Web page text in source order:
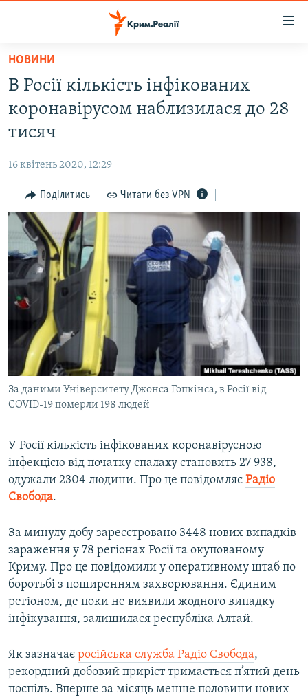
Перейти
основного
матеріалу
Перейти
до
основної
Перейти
до
пошуку
ВІДЕО ТА ФОТО
БЛОГИ
ПОГЛЯД
ІНТЕРВ'Ю
ВСЕ ЗА ДЕНЬ
СПЕЦПРОЕКТИ
ДЕПОРТАЦІЯ
ВІДЕОУРОКИ «ELIFBE»
СВІДЧЕННЯ ОКУПАЦІЇ
УКРАЇНСЬКА ПРОБЛЕМА КРИМУ
ІНФОГРАФІКА
ЯК ОБІЙТИ БЛОКУВАННЯ
Русский
Qırımtatar
ДОЛУЧАЙСЯ!
Усі сайти RFE/RL
НОВИНИ
В Росії кількість інфікованих
коронавірусом наблизилася до 28
тисяч
16 квітень 2020, 12:29
Поділитись Читати без VPN
За даними Університету Джонса Гопкінса, в Росії від
COVID-19 померли 198 людей
У Росії кількість інфікованих коронавірусною
інфекцією від початку спалаху становить 27 938,
одужали 2304 людини. Про це повідомляє Радіо
Свобода.
За минулу добу зареєстровано 3448 нових випадків
зараження у 78 регіонах Росії та окупованому
Криму. Про це повідомили у оперативному штаб по
боротьбі з поширенням захворювання. Єдиним
регіоном, де поки не виявили жодного випадку
інфікування, залишилася республіка Алтай.
Як зазначає російська служба Радіо Свобода,
рекордний добовий приріст тримається п’ятий день
поспіль. Вперше за місяць менше половини нових